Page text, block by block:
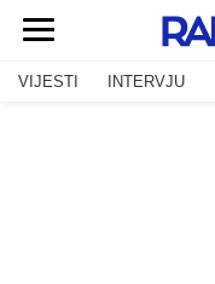
VIJESTI INTERVJU